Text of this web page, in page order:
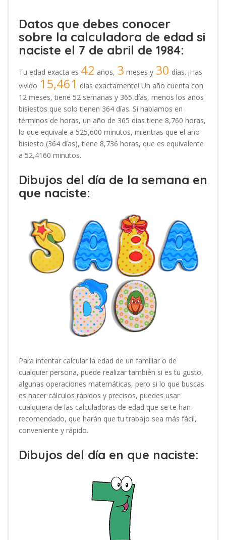
Datos que debes conocer
sobre la calculadora de edad si
naciste el 7 de abril de 1984:
Tu edad exacta es 42 años, 3 meses y 30 días. ¡Has
vivido 15,461 días exactamente! Un año cuenta con
12 meses, tiene 52 semanas y 365 días, menos los años
bisiestos que solo tienen 364 días. Si hablamos en
términos de horas, un año de 365 días tiene 8,760 horas,
lo que equivale a 525,600 minutos, mientras que el año
bisiesto (364 días), tiene 8,736 horas, que es equivalente
a 52,4160 minutos.
Dibujos del día de la semana en
que naciste:
Para intentar calcular la edad de un familiar o de
cualquier persona, puede realizar también si es tu gusto,
algunas operaciones matemáticas, pero si lo que buscas
es hacer cálculos rápidos y precisos, puedes usar
cualquiera de las calculadoras de edad que se te han
recomendado, que harán que tu trabajo sea más fácil,
conveniente y rápido.
Dibujos del día en que naciste: